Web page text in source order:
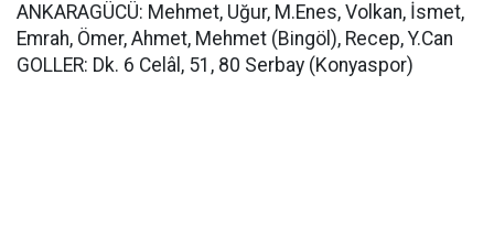
ANKARAGÜCÜ: Mehmet, Uğur, M.Enes, Volkan, İsmet,
Emrah, Ömer, Ahmet, Mehmet (Bingöl), Recep, Y.Can
GOLLER: Dk. 6 Celâl, 51, 80 Serbay (Konyaspor)